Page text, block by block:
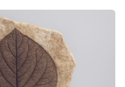
um Prof. Dr. Ralf Erdmann
hat nun einen bislang
des
in der Bäckerhefe
entdeckt, der für die
entscheidend ist. Die